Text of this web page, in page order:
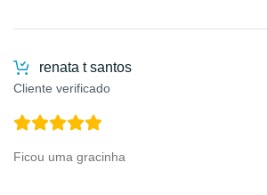
renata t santos
Cliente verificado
Ficou uma gracinha